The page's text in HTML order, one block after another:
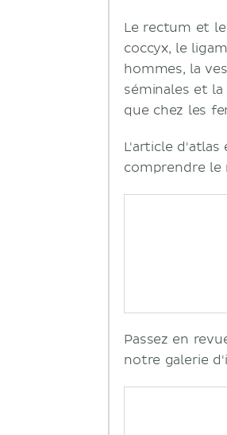
Le rectum et
coccyx, le
hommes, la
séminales et
que chez les
L'article d'atlas
comprendre le
Passez en
notre galerie